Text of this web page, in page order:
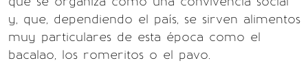
y, que, dependiendo el país, se sirven alimentos
muy particulares de esta época como el
bacalao, los romeritos o el pavo.